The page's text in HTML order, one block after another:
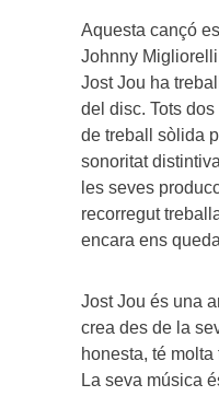
Aquesta cançó
Johnny
Jost Jou ha
del disc. Tots
de treball sòlida
sonoritat
les seves
recorregut
encara ens
Jost Jou és una
crea des de la
honesta, té
La seva música